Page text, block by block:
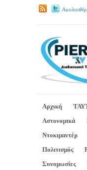
Αρχική
Αστυνομικά
Ντοκιμαντέρ
Πολιτισμός
Συνομωσίες